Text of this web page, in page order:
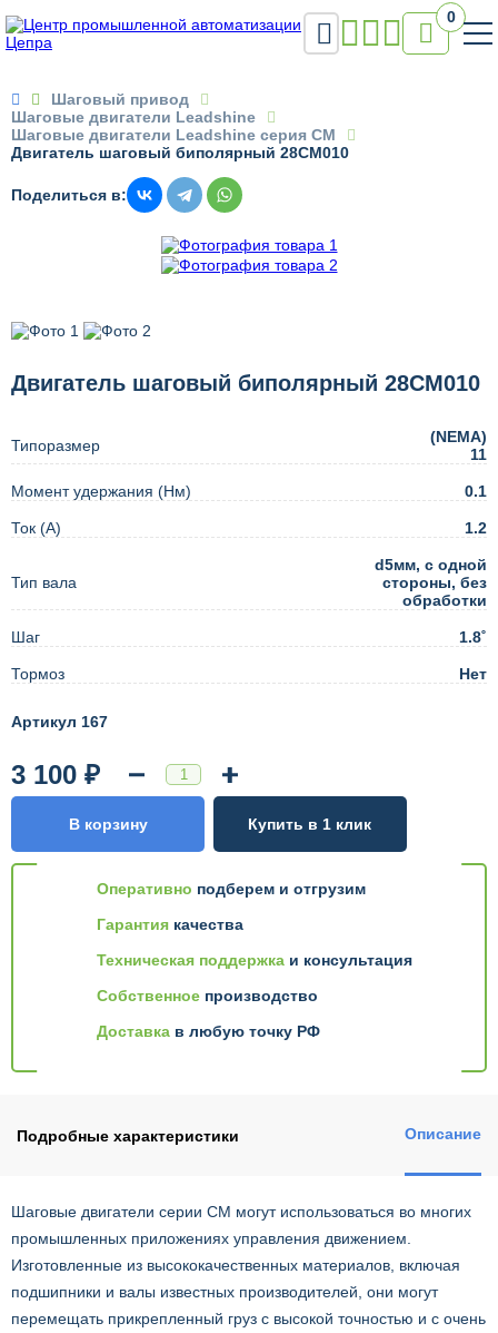
 0

Шаговый привод
Шаговые двигатели Leadshine
Шаговые двигатели Leadshine серия CM
Двигатель шаговый биполярный 28CM010
Поделиться в:
Двигатель шаговый биполярный 28CM010
Типоразмер
(NEMA)
11
Момент удержания (Нм) 0.1
Ток (А) 1.2
Тип вала
d5мм, с одной
стороны, без
обработки
Шаг 1.8˚
Тормоз Нет
Артикул 167
Оперативно подберем и отгрузим
Гарантия качества
Техническая поддержка и консультация
Собственное производство
Доставка в любую точку РФ
3 100 ₽
В корзину Купить в 1 клик
Подробные характеристики Описание
Шаговые двигатели серии CM могут использоваться во многих
промышленных приложениях управления движением.
Изготовленные из высококачественных материалов, включая
подшипники и валы известных производителей, они могут
перемещать прикрепленный груз с высокой точностью и с очень